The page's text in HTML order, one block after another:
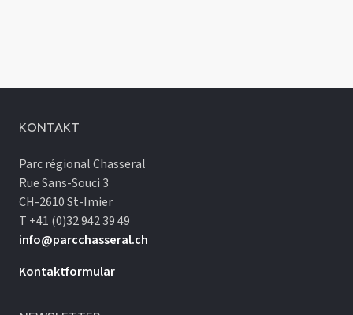
KONTAKT
Parc régional Chasseral
Rue Sans-Souci 3
CH-2610 St-Imier
T +41 (0)32 942 39 49
info@parcchasseral.ch
Kontaktformular